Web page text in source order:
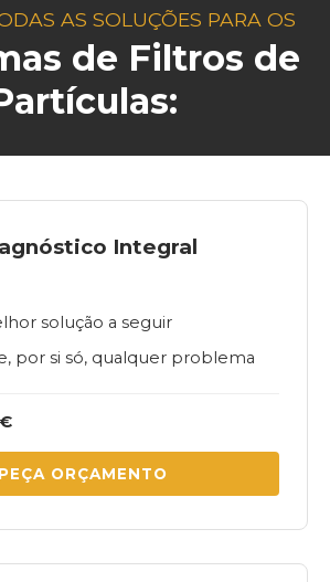
AS SOLUÇÕES PARA OS
de Filtros de
Integral
solução a seguir
por si só, qualquer problema
PEÇA ORÇAMENTO